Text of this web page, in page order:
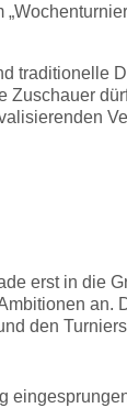
traditionelle
Zuschauer
erst in die
an.
den